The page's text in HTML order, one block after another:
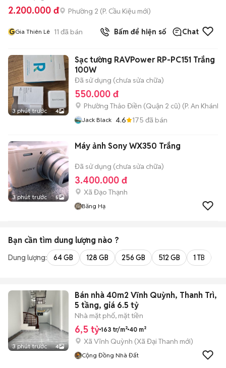
2.200.000 đ Phường 2 (P. Cầu Kiệu mới)
GGia Thiên Lê 11 đã bán Bấm để hiện số Chat
3 phút trước 4
Sạc tường RAVPower RP-PC151 Trắng
100W
Đã sử dụng (chưa sửa chữa)
550.000 đ
Phường Thảo Điền (Quận 2 cũ) (P. An Khánh
Jack Black 4.6 175 đã bán
3 phút trước 5
Máy ảnh Sony WX350 Trắng
Đã sử dụng (chưa sửa chữa)
3.400.000 đ
Xã Đạo Thạnh
Băng Hạ
Bạn cần tìm dung lượng nào ?
Dung lượng: 64 GB 128 GB 256 GB 512 GB 1 TB
3 phút trước 4
Bán nhà 40m2 Vĩnh Quỳnh, Thanh Trì,
5 tầng, giá 6.5 tỷ
Nhà mặt phố, mặt tiền
6,5 tỷ 163 tr/m² 40 m²
Xã Vĩnh Quỳnh (Xã Đại Thanh mới)
Cộng Đồng Nhà Đất